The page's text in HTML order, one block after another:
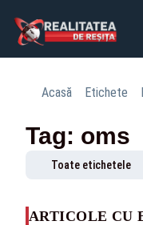
Acasă Etichete
Tag: oms
Toate etichetele
ARTICOLE CU